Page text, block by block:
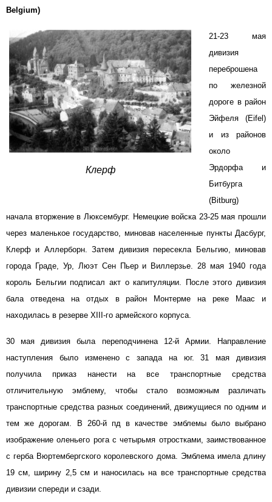
Belgium)
Клерф
21-23 мая
дивизия
переброшена
по железной
дороге в район
Эйфеля (Eifel)
и из районов
около
Эрдорфа и
Битбурга
(Bitburg)
начала вторжение в Люксембург. Немецкие войска 23-25 мая прошли
через маленькое государство, миновав населенные пункты Дасбург,
Клерф и Аллерборн. Затем дивизия пересекла Бельгию, миновав
города Граде, Ур, Люэт Сен Пьер и Виллерзье. 28 мая 1940 года
король Бельгии подписал акт о капитуляции. После этого дивизия
бала отведена на отдых в район Монтерме на реке Маас и
находилась в резерве XIII-го армейского корпуса.
30 мая дивизия была переподчинена 12-й Армии. Направление
наступления было изменено с запада на юг. 31 мая дивизия
получила приказ нанести на все транспортные средства
отличительную эмблему, чтобы стало возможным различать
транспортные средства разных соединений, движущиеся по одним и
тем же дорогам. В 260-й пд в качестве эмблемы было выбрано
изображение оленьего рога с четырьмя отростками, заимствованное
с герба Вюртембергского королевского дома. Эмблема имела длину
19 см, ширину 2,5 см и наносилась на все транспортные средства
дивизии спереди и сзади.